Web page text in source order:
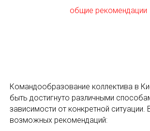
общие рекомендации
Командообразование коллектива в
быть достигнуто различными
зависимости от конкретной ситуации.
возможных рекомендаций: